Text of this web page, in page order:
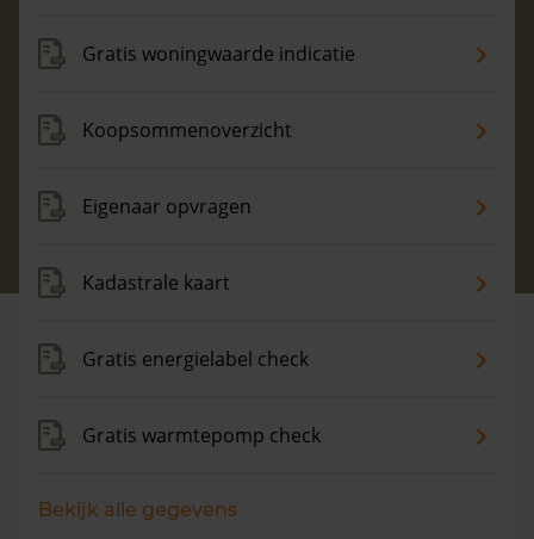
Gratis woningwaarde indicatie
Koopsommenoverzicht
Eigenaar opvragen
Kadastrale kaart
Gratis energielabel check
Gratis warmtepomp check
Bekijk alle gegevens